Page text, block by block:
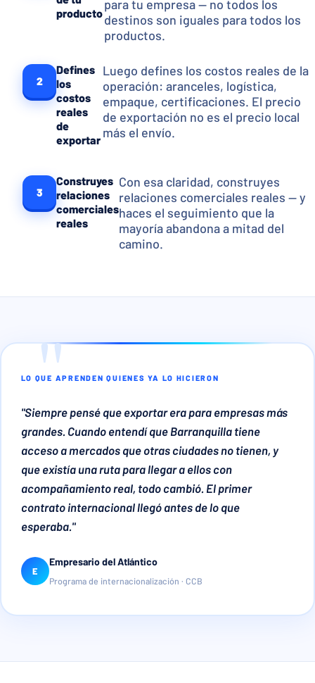
producto
para tu empresa — no todos los
destinos son iguales para todos los
productos.
2
Defines
los
costos
reales
de
exportar
Luego defines los costos reales de la
operación: aranceles, logística,
empaque, certificaciones. El precio
de exportación no es el precio local
más el envío.
3
Construyes
relaciones
comerciales
reales
Con esa claridad, construyes
relaciones comerciales reales — y
haces el seguimiento que la
mayoría abandona a mitad del
camino.
LO QUE APRENDEN QUIENES YA LO HICIERON
"Siempre pensé que exportar era para empresas más
grandes. Cuando entendí que Barranquilla tiene
acceso a mercados que otras ciudades no tienen, y
que existía una ruta para llegar a ellos con
acompañamiento real, todo cambió. El primer
contrato internacional llegó antes de lo que
esperaba."
E
Empresario del Atlántico
Programa de internacionalización · CCB